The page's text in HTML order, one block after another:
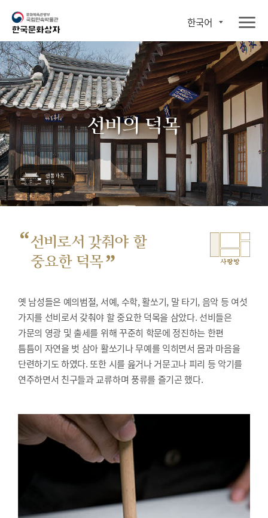
한국어
선비의 덕목
“선비로서 갖춰야 할
중요한 덕목” 사랑방
옛 남성들은 예의범절, 서예, 수학, 활쏘기, 말 타기, 음악 등 여섯
가지를 선비로서 갖춰야 할 중요한 덕목을 삼았다. 선비들은
가문의 영광 및 출세를 위해 꾸준히 학문에 정진하는 한편
틈틈이 자연을 벗 삼아 활쏘기나 무예를 익히면서 몸과 마음을
단련하기도 하였다. 또한 시를 읊거나 거문고나 피리 등 악기를
연주하면서 친구들과 교류하며 풍류를 즐기곤 했다.